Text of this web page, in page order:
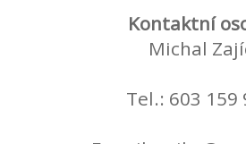
Kontaktní
Michal
Tel.: 603 159